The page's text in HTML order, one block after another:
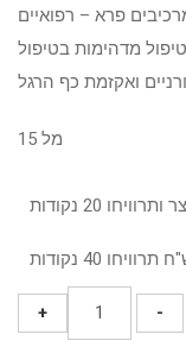
פרא – רפואיים
מדהימות בטיפול
15 מל
+
לפטרת
-